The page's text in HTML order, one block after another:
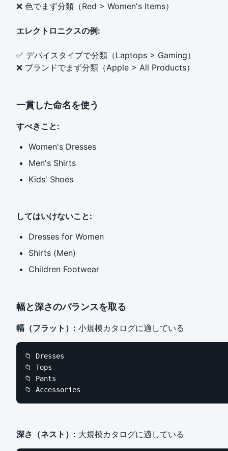
❌ 色でまず分類（Red > Women's Items）
エレクトロニクスの例:
✅ デバイスタイプで分類（Laptops > Gaming）
❌ ブランドでまず分類（Apple > All Products）
一貫した命名を使う
すべきこと:
Women's Dresses
Men's Shirts
Kids' Shoes
してはいけないこと:
Dresses for Women
Shirts (Men)
Children Footwear
幅と深さのバランスを取る
幅（フラット）: 小規模カタログに適している
📁 Dresses
📁 Tops
📁 Pants
📁 Accessories
深さ（ネスト）: 大規模カタログに適している